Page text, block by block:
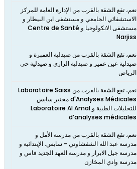
نعم، تقع الشقة بالقرب من الإدارة العامة للمركز
الاستشفائي الجامعي و مستشفى ابن البيطار و
مستشفى الانكولوجيا و Centre de Santé
Narjiss
نعم، تقع الشقة بالقرب من صيدلية العمبرة و
صيدلية عين عمير و صيدلية الرازي و صيدلية حي
الرياض
نعم، تقع الشقة بالقرب من Laboratoire Saiss
d'Analyses Médicales مختبر سايس
للتحليلات الطبية و Laboratoire Al Amal
d’analyses médicales
نعم، تقع الشقة بالقرب من مدرسة الأمل و
مدرسة عبد الله الشفشاوني - سايس. الإبتدائية و
مدرسة جيل الابرار و مدرسة العهد الجديد فاس و
مدرسة وادي المخازن